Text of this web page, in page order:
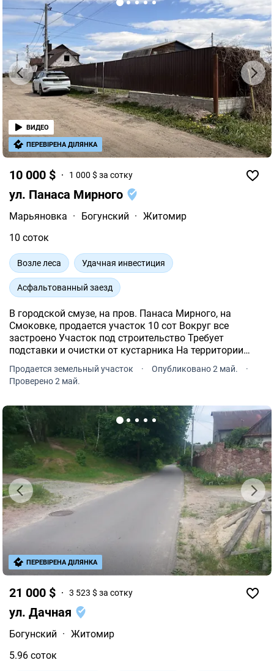
10 000 $ 1 000 $ за сотку
ул. Панаса Мирного
Марьяновка · Богунский · Житомир
10 соток
Возле леса Удачная инвестиция
Асфальтованный заезд
В городской смузе, на пров. Панаса Мирного, на
Смоковке, продается участок 10 сот Вокруг все
застроено Участок под строительство Требует
подставки и очистки от кустарника На территории
есть старый фундамент Хорошая дорога Рядом
коммуникации Цена 10.000 (XXX) XXX-XX-XX .48 (XXX)
XXX-XX-XX .
Продается земельный участок · Опубликовано 2 май.
·
Проверено 2 май.
ВИДЕО
ПЕРЕВІРЕНА ДІЛЯНКА
21 000 $ 3 523 $ за сотку
ул. Дачная
Богунский · Житомир
5.96 соток
ПЕРЕВІРЕНА ДІЛЯНКА